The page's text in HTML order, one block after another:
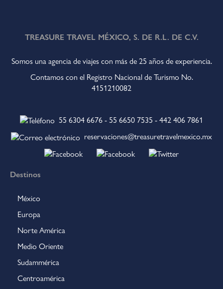
TREASURE TRAVEL MÉXICO, S. DE R.L. DE C.V.
Somos una agencia de viajes con más de 25 años de experiencia.
Contamos con el Registro Nacional de Turismo No.
4151210082
55 6304 6676 - 55 6650 7535 - 442 406 7861
reservaciones@treasuretravelmexico.mx
Destinos
México
Europa
Norte América
Medio Oriente
Sudammérica
Centroamérica